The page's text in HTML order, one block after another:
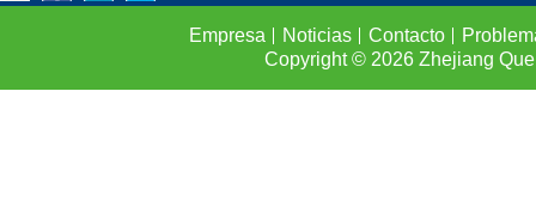
Empresa Noticias Contacto
Copyright © 2026Zhejiang